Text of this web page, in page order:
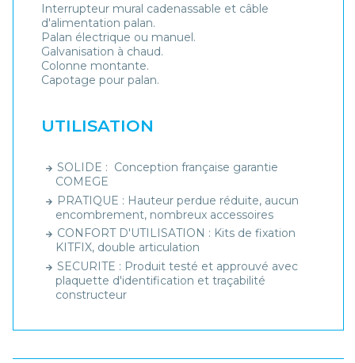
Interrupteur mural cadenassable et câble
d'alimentation palan.
Palan électrique ou manuel.
Galvanisation à chaud.
Colonne montante.
Capotage pour palan.
UTILISATION
SOLIDE : Conception française garantie
COMEGE
PRATIQUE : Hauteur perdue réduite, aucun
encombrement, nombreux accessoires
CONFORT D'UTILISATION : Kits de fixation
KITFIX, double articulation
SECURITE : Produit testé et approuvé avec
plaquette d'identification et traçabilité
constructeur